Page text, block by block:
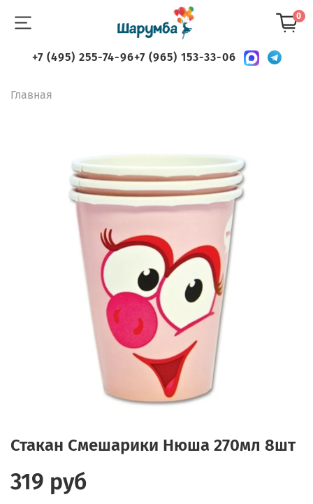
0
+7 (495) 255-74-96+7 (965) 153-33-06
Главная
Стакан Смешарики Нюша 270мл 8шт
319 руб